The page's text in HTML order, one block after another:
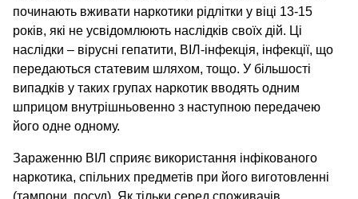
починають вживати наркотики рідлітки у віці 13-15
років, які не усвідомлюють наслідків своїх дій. Ці
наслідки – вірусні гепатити, ВІЛ-інфекція, інфекції, що
передаються статевим шляхом, тощо. У більшості
випадків у таких групах наркотик вводять одним
шприцом внутрішньовенно з наступною передачею
його одне одному.
Зараженню ВІЛ сприяє використання інфікованого
наркотика, спільних предметів при його виготовленні
(тампони, посуд). Як тільки серед споживачів